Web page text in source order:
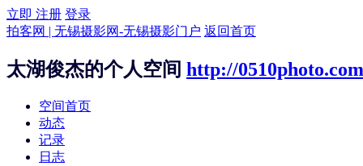
立即 注册 登录
拍客网 | 无锡摄影网-无锡摄影门户 返回首页
太湖俊杰的个人空间 http://
空间首页
动态
记录
日志